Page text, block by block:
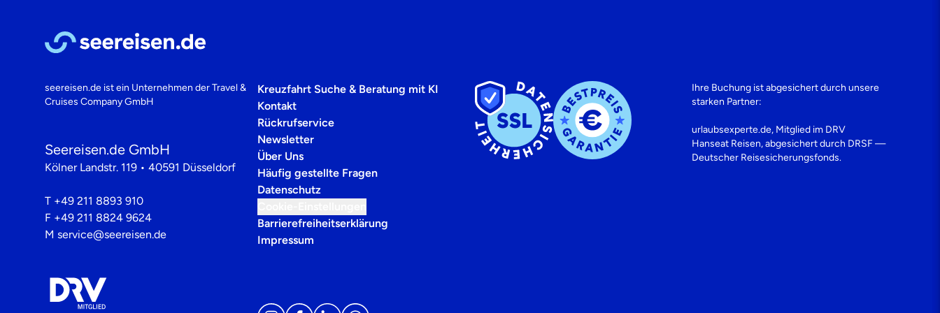
seereisen.de ist ein Unternehmen derTravel &
Cruises Company GmbH
Seereisen.de GmbH
Kölner Landstr. 119 • 40591 Düsseldorf
T +49 211 8893 910
F +49 211 8824 9624
M service@seereisen.de
Kreuzfahrt Suche & Beratung mit KI
Kontakt
Rückrufservice
Newsletter
Über Uns
Häufig gestellte Fragen
Datenschutz
Barrierefreiheitserklärung
Impressum
Ihre Buchung ist abgesichert durch unsere
starken Partner:
urlaubsexperte.de, Mitglied im DRV
Hanseat Reisen, abgesichert durch DRSF —
Deutscher Reisesicherungsfonds.